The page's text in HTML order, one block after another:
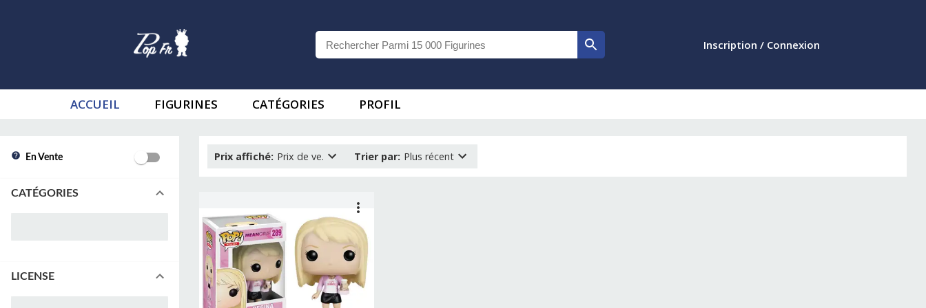
Inscription / Connexion
ACCUEIL FIGURINES CATÉGORIES PROFIL
En Vente
CATÉGORIES
LICENSE
Prix affiché: Prix de ve. Trier par: Plus récent